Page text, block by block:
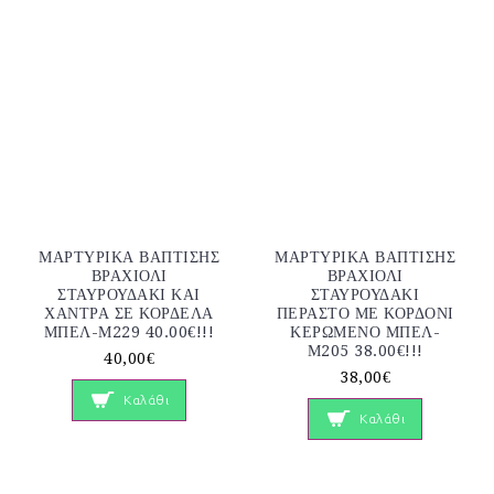
ΜΑΡΤΥΡΙΚΑ ΒΑΠΤΙΣΗΣ
ΒΡΑΧΙΟΛΙ
ΣΤΑΥΡΟΥΔΑΚΙ ΚΑΙ
ΧΑΝΤΡΑ ΣΕ ΚΟΡΔΕΛΑ
ΜΠΕΛ-Μ229 40.00€!!!
40,00€
Καλάθι
ΜΑΡΤΥΡΙΚΑ ΒΑΠΤΙΣΗΣ
ΒΡΑΧΙΟΛΙ
ΣΤΑΥΡΟΥΔΑΚΙ
ΠΕΡΑΣΤΟ ΜΕ ΚΟΡΔΟΝΙ
ΚΕΡΩΜΕΝΟ ΜΠΕΛ-
Μ205 38.00€!!!
38,00€
Καλάθι